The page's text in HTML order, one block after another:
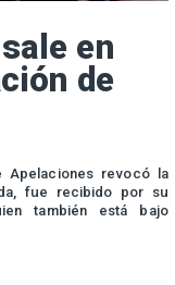
en
de
Apelaciones revocó la
fue recibido por su
también está bajo